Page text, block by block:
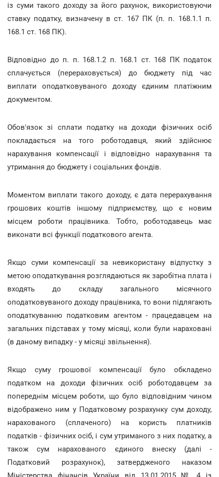
із суми такого доходу за його рахунок, використовуючи
ставку податку, визначену в ст. 167 ПК (п. п. 168.1.1 п.
168.1 ст. 168 ПК).
Відповідно до п. п. 168.1.2 п. 168.1 ст. 168 ПК податок
сплачується (перераховується) до бюджету під час
виплати оподатковуваного доходу єдиним платіжним
документом.
Обов'язок зі сплати податку на доходи фізичних осіб
покладається на того роботодавця, який здійснює
нарахування компенсації і відповідно нарахування та
утримання до бюджету і соціальних фондів.
Моментом виплати такого доходу, є дата перерахування
грошових коштів іншому підприємству, що є новим
місцем роботи працівника. Тобто, роботодавець має
виконати всі функції податкового агента.
Якщо суми компенсації за невикористану відпустку з
метою оподаткування розглядаються як заробітна плата і
входять до складу загального місячного
оподатковуваного доходу працівника, то вони підлягають
оподаткуванню податковим агентом - працедавцем на
загальних підставах у тому місяці, коли були нараховані
(в даному випадку - у місяці звільнення).
Якщо суму грошової компенсації було обкладено
податком на доходи фізичних осіб роботодавцем за
попереднім місцем роботи, що було відповідним чином
відображено ним у Податковому розрахунку сум доходу,
нарахованого (сплаченого) на користь платників
податків - фізичних осіб, і сум утриманого з них податку, а
також сум нарахованого єдиного внеску (далі -
Податковий розрахунок), затвердженого наказом